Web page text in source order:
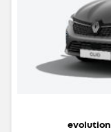
evolution